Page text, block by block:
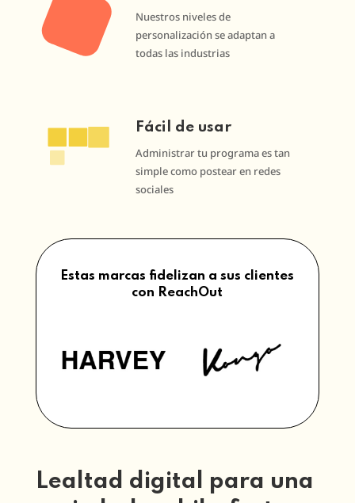
Nuestros niveles de
personalización se adaptan a
todas las industrias
Fácil de usar
Administrar tu programa es tan
simple como postear en redes
sociales
Estas marcas fidelizan a sus clientes
con ReachOut
Lealtad digital para una